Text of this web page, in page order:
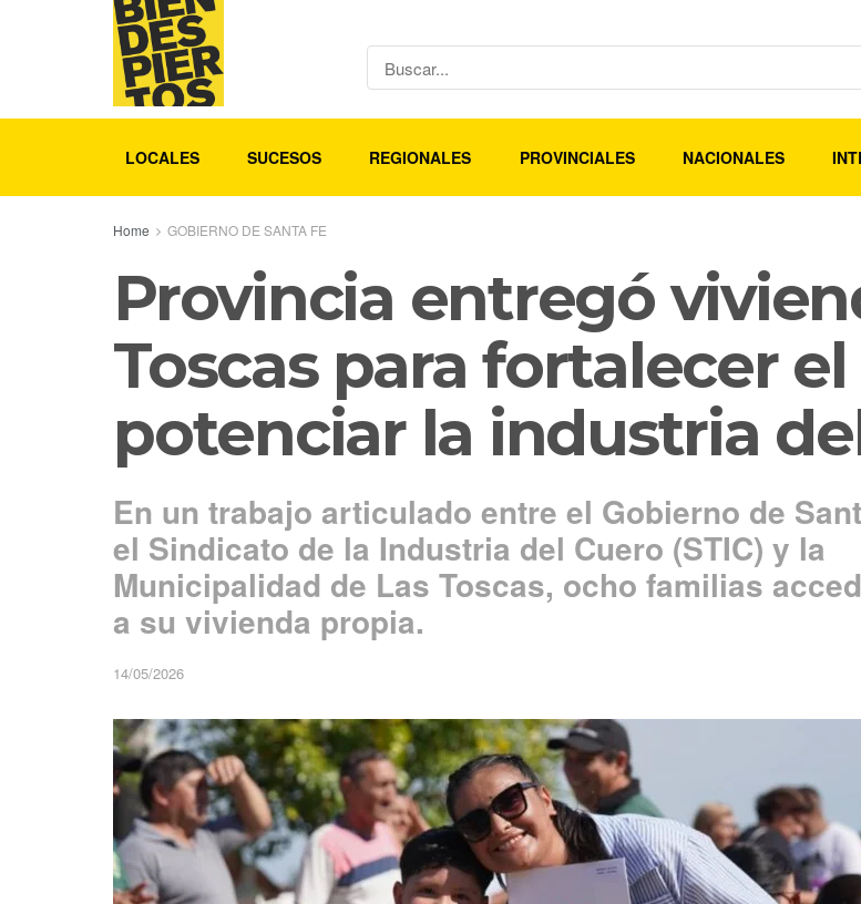
LOCALES SUCESOS REGIONALES PROVINCIALES NACIONALES
Home GOBIERNO DE SANTA FE
Provincia entregó
Toscas para fortalecer
potenciar la industria
En un trabajo articulado entre el Gobierno de
el Sindicato de la Industria del Cuero (STIC) y la
Municipalidad de Las Toscas, ocho familias
a su vivienda propia.
14/05/2026